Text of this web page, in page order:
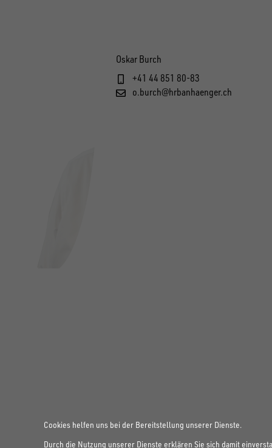
Oskar Burch
+41 44 851 80-83
o.burch@hrbanhaenger.ch
Cookies helfen uns bei der Bereitstellung unserer Dienste.
Durch die Nutzung unserer Dienste erklären Sie sich damit